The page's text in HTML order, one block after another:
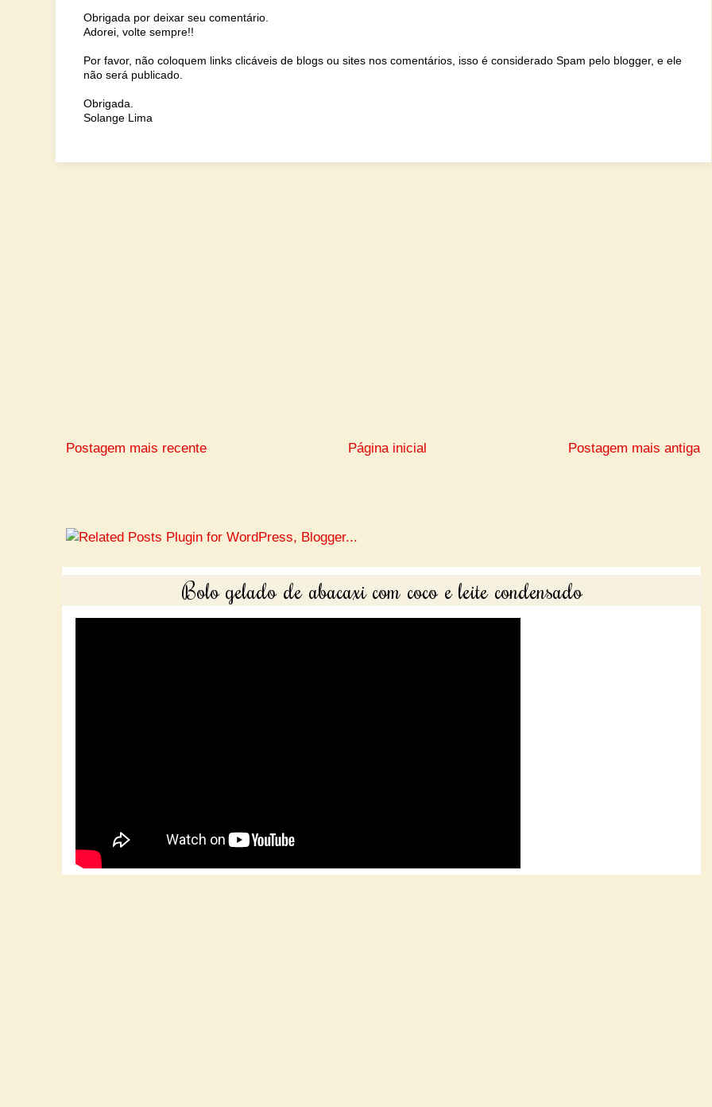
Obrigada por deixar seu comentário.
Adorei, volte sempre!!
Por favor, não coloquem links clicáveis de blogs ou sites nos comentários, isso é considerado Spam pelo blogger, e ele
não será publicado.
Obrigada.
Solange Lima
Postagem mais recente Postagem mais antiga
Página inicial
Bolo gelado de abacaxi com coco e leite condensado